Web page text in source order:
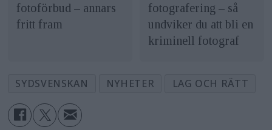
fotoförbud – annars
fritt fram
fotografering – så
undviker du att bli en
kriminell fotograf
SYDSVENSKAN NYHETER LAG OCH RÄTT